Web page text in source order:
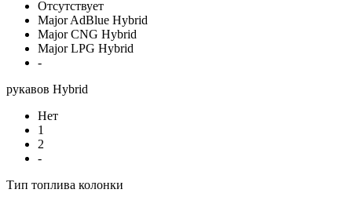
Отсутствует
Major AdBlue Hybrid
Major CNG Hybrid
Major LPG Hybrid
-
рукавов Hybrid
Нет
1
2
-
Тип топлива колонки